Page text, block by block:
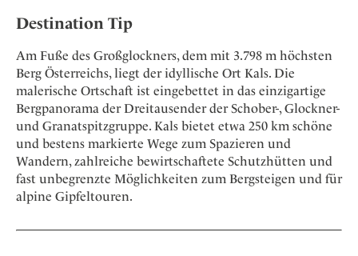
Destination Tip
Am Fuße des Großglockners, dem mit 3.798 m höchsten
Berg Österreichs, liegt der idyllische Ort Kals. Die
malerische Ortschaft ist eingebettet in das einzigartige
Bergpanorama der Dreitausender der Schober-, Glockner-
und Granatspitzgruppe. Kals bietet etwa 250 km schöne
und bestens markierte Wege zum Spazieren und
Wandern, zahlreiche bewirtschaftete Schutzhütten und
fast unbegrenzte Möglichkeiten zum Bergsteigen und für
alpine Gipfeltouren.